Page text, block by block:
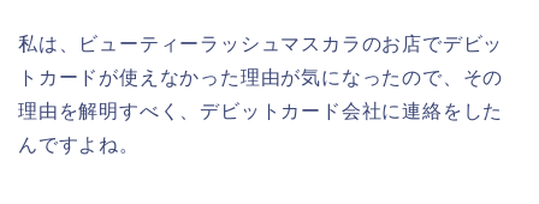
私は、ビューティーラッシュマスカラのお店でデビッ
トカードが使えなかった理由が気になったので、その
理由を解明すべく、デビットカード会社に連絡をした
んですよね。